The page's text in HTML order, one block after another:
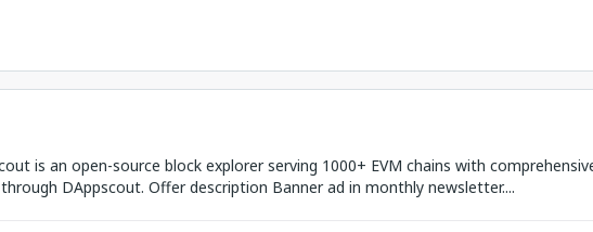
is an open-source block explorer serving 1000+ EVM chains with
DAppscout. Offer description Banner ad in monthly newsletter....